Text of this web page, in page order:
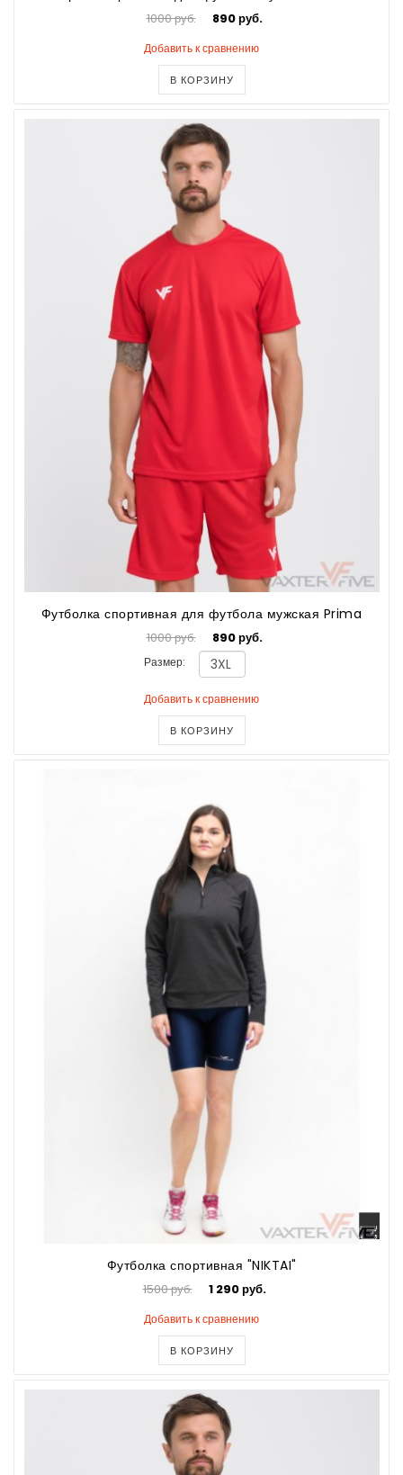
1000 руб. 890 руб.
Добавить к сравнению
В КОРЗИНУ
Футболка спортивная для футбола мужская Prima
1000 руб. 890 руб.
Размер:
Добавить к сравнению
В КОРЗИНУ
Футболка спортивная "NIKTAI"
1500 руб. 1 290 руб.
Добавить к сравнению
В КОРЗИНУ